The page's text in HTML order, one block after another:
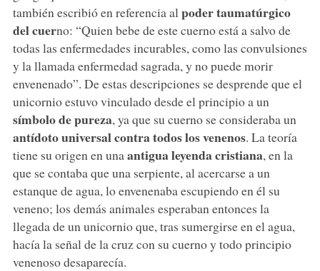
también escribió en referencia al poder taumatúrgico
del cuerno: “Quien bebe de este cuerno está a salvo de
todas las enfermedades incurables, como las convulsiones
y la llamada enfermedad sagrada, y no puede morir
envenenado”. De estas descripciones se desprende que el
unicornio estuvo vinculado desde el principio a un
símbolo de pureza, ya que su cuerno se consideraba un
antídoto universal contra todos los venenos. La teoría
tiene su origen en unaantigua leyenda cristiana, en la
que se contaba que una serpiente, al acercarse a un
estanque de agua, lo envenenaba escupiendo en él su
veneno; los demás animales esperaban entonces la
llegada de un unicornio que, tras sumergirse en el agua,
hacía la señal de la cruz con su cuerno y todo principio
venenoso desaparecía.